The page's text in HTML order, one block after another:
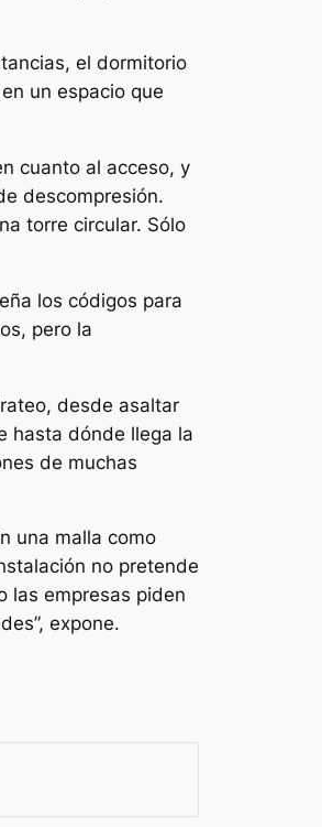
el dormitorio
un espacio que
cuanto al acceso, y
descompresión.
torre circular. Sólo
los códigos para
pero la
desde asaltar
hasta dónde llega la
de muchas
una malla como
no pretende
las empresas piden
expone.